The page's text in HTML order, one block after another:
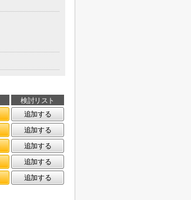
検討リスト
追加する
追加する
追加する
追加する
追加する